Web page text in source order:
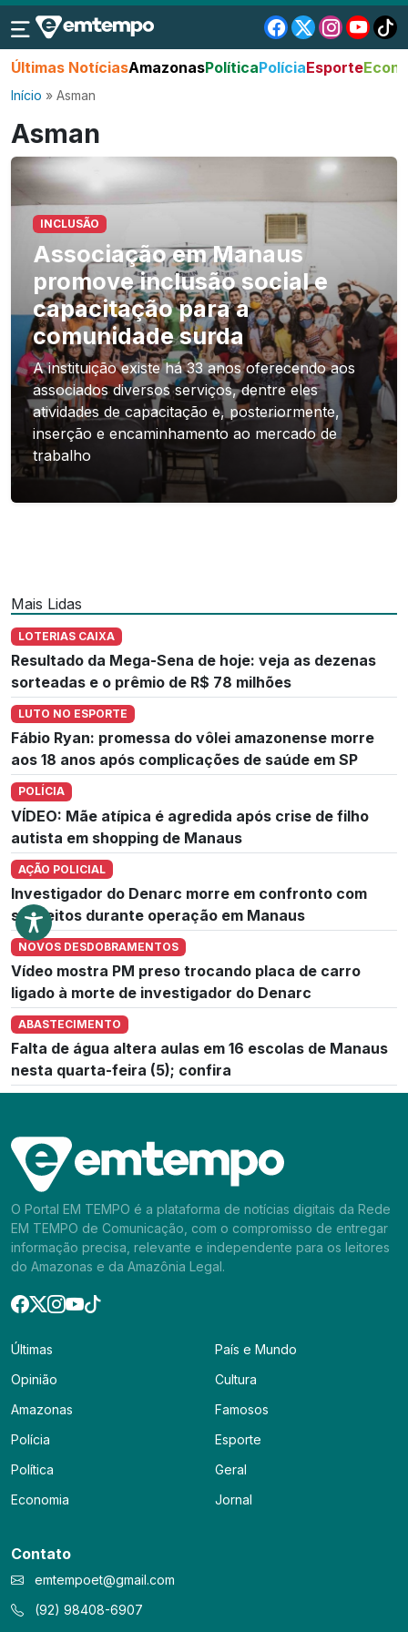
Últimas NotíciasAmazonasPolíticaPolíciaEsporte
Início » Asman
Asman
INCLUSÃO
Associação em Manaus
promove inclusão social e
capacitação para a
comunidade surda
A instituição existe há 33 anos oferecendo aos
associados diversos serviços, dentre eles
atividades de capacitação e, posteriormente,
inserção e encaminhamento ao mercado de
trabalho
Mais Lidas
LOTERIAS CAIXA
Resultado da Mega-Sena de hoje: veja as dezenas
sorteadas e o prêmio de R$ 78 milhões
LUTO NO ESPORTE
Fábio Ryan: promessa do vôlei amazonense morre
aos 18 anos após complicações de saúde em SP
POLÍCIA
VÍDEO: Mãe atípica é agredida após crise de filho
autista em shopping de Manaus
AÇÃO POLICIAL
Investigador do Denarc morre em confronto com
suspeitos durante operação em Manaus
NOVOS DESDOBRAMENTOS
Vídeo mostra PM preso trocando placa de carro
ligado à morte de investigador do Denarc
ABASTECIMENTO
Falta de água altera aulas em 16 escolas de Manaus
nesta quarta-feira (5); confira
O Portal EM TEMPO é a plataforma de notícias digitais da Rede
EM TEMPO de Comunicação, com o compromisso de entregar
informação precisa, relevante e independente para os leitores
do Amazonas e da Amazônia Legal.
Últimas
Opinião
Amazonas
Polícia
Política
Economia
País e Mundo
Cultura
Famosos
Esporte
Geral
Jornal
Contato
emtempoet@gmail.com
(92) 98408-6907